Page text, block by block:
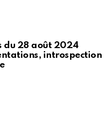
du 28 août 2024
introspection